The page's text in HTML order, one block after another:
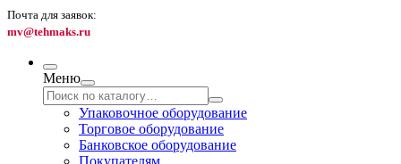
Почта для заявок:
mv@tehmaks.ru
Меню
Упаковочное оборудование
Торговое оборудование
Банковское оборудование
Покупателям